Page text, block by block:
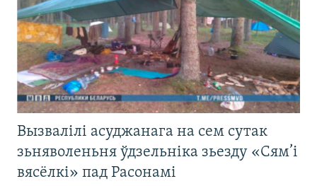
Вызвалілі асуджанага на сем сутак
зьняволеньня ўдзельніка зьезду «Сям’і
вясёлкі» пад Расонамі